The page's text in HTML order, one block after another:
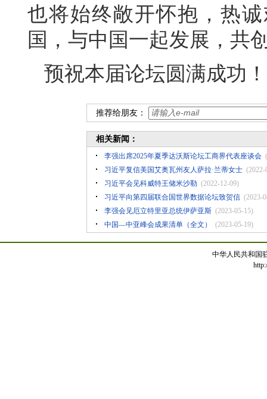
也将始终敞开怀抱，热
国，与中国一起发展，共
预祝本届论坛圆满成功
推荐给朋友：
相关新闻：
李强出席2025年夏季达沃斯论坛工商界代表座谈会
习近平复信美国艾奥瓦州友人萨拉·兰蒂女士 (2022-
习近平会见科威特王储米沙勒 (2022-12-09)
习近平向第四届联合国世界数据论坛致贺信 (2023-
李强会见厄立特里亚总统伊萨亚斯 (2023-05-15)
中国—中亚峰会成果清单（全文）
(2023-05-19)
中华人民共和国